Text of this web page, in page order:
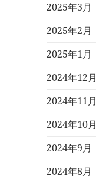
2025年3月
2025年2月
2025年1月
2024年12月
2024年11月
2024年10月
2024年9月
2024年8月